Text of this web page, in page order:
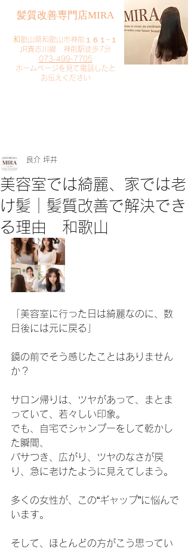
​髪質改善専門店MIRA
​和歌山県和歌山市神前１６１−１
JR貴志川線 神前駅徒歩7分
073-499-7705
​ホームページを見て電話したと
お伝えください
美容室では綺麗、家では老
け髪｜髪質改善で解決でき
る理由 和歌山
良介 坪井
「美容室に行った日は綺麗なのに、数
日後には元に戻る」
鏡の前でそう感じたことはありません
か？
サロン帰りは、ツヤがあって、まとま
っていて、若々しい印象。
でも、自宅でシャンプーをして乾かし
た瞬間、
パサつき、広がり、ツヤのなさが戻
り、急に老けたように見えてしまう。
多くの女性が、この“ギャップ”に悩んで
います。
そして、ほとんどの方がこう思ってい